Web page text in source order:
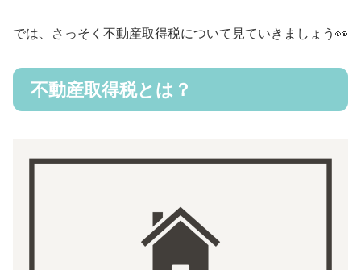
では、さっそく不動産取得税について見ていきましょう👀
不動産取得税とは？